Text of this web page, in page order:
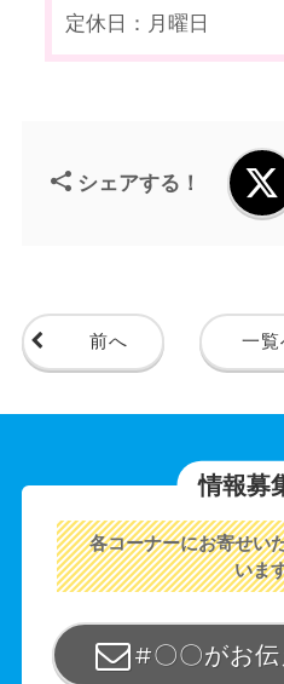
定休日：月曜日
シェアする！
前へ 一覧
情報募
各コーナーにお寄せい
いま
#〇〇がお伝